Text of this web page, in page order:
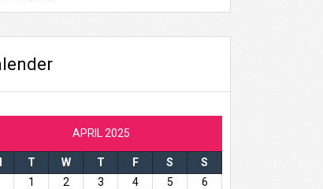
APRIL 2025
T W T F S
S
1
2 3 4 5
6